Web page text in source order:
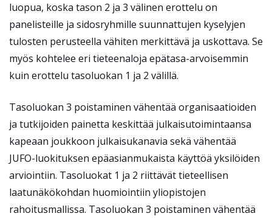
luopua, koska tason 2 ja 3 välinen erottelu on
panelisteille ja sidosryhmille suunnattujen kyselyjen
tulosten perusteella vähiten merkittävä ja uskottava. Se
myös kohtelee eri tieteenaloja epätasa-arvoisemmin
kuin erottelu tasoluokan 1 ja 2 välillä.
Tasoluokan 3 poistaminen vähentää organisaatioiden
ja tutkijoiden painetta keskittää julkaisutoimintaansa
kapeaan joukkoon julkaisukanavia sekä vähentää
JUFO-luokituksen epäasianmukaista käyttöä yksilöiden
arviointiin. Tasoluokat 1 ja 2 riittävät tieteellisen
laatunäkökohdan huomiointiin yliopistojen
rahoitusmallissa. Tasoluokan 3 poistaminen vähentää